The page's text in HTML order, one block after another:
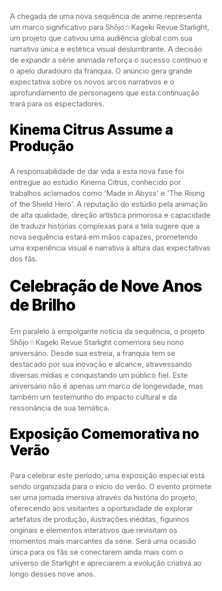
A chegada de uma nova sequência de anime representa
um marco significativo para Shōjo☆Kageki Revue Starlight,
um projeto que cativou uma audiência global com sua
narrativa única e estética visual deslumbrante. A decisão
de expandir a série animada reforça o sucesso contínuo e
o apelo duradouro da franquia. O anúncio gera grande
expectativa sobre os novos arcos narrativos e o
aprofundamento de personagens que esta continuação
trará para os espectadores.
Kinema Citrus Assume a
Produção
A responsabilidade de dar vida a esta nova fase foi
entregue ao estúdio Kinema Citrus, conhecido por
trabalhos aclamados como ‘Made in Abyss’ e ‘The Rising
of the Shield Hero’. A reputação do estúdio pela animação
de alta qualidade, direção artística primorosa e capacidade
de traduzir histórias complexas para a tela sugere que a
nova sequência estará em mãos capazes, prometendo
uma experiência visual e narrativa à altura das expectativas
dos fãs.
Celebração de Nove Anos
de Brilho
Em paralelo à empolgante notícia da sequência, o projeto
Shōjo☆Kageki Revue Starlight comemora seu nono
aniversário. Desde sua estreia, a franquia tem se
destacado por sua inovação e alcance, atravessando
diversas mídias e conquistando um público fiel. Este
aniversário não é apenas um marco de longevidade, mas
também um testemunho do impacto cultural e da
ressonância de sua temática.
Exposição Comemorativa no
Verão
Para celebrar este período, uma exposição especial está
sendo organizada para o início do verão. O evento promete
ser uma jornada imersiva através da história do projeto,
oferecendo aos visitantes a oportunidade de explorar
artefatos de produção, ilustrações inéditas, figurinos
originais e elementos interativos que revisitam os
momentos mais marcantes da série. Será uma ocasião
única para os fãs se conectarem ainda mais com o
universo de Starlight e apreciarem a evolução criativa ao
longo desses nove anos.